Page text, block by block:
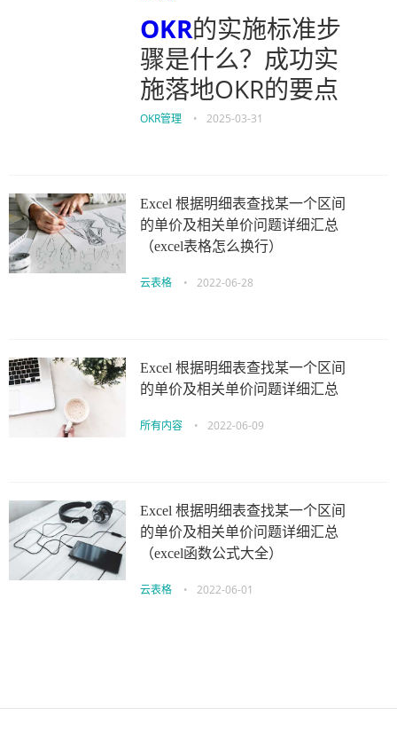
OKR的实施标准步
骤是什么？成功实
施落地OKR的要点
OKR管理 • 2025-03-31
Excel 根据明细表查找某一个区间
的单价及相关单价问题详细汇总
（excel表格怎么换行）
云表格 • 2022-06-28
Excel 根据明细表查找某一个区间
的单价及相关单价问题详细汇总
所有内容 • 2022-06-09
Excel 根据明细表查找某一个区间
的单价及相关单价问题详细汇总
（excel函数公式大全）
云表格 • 2022-06-01